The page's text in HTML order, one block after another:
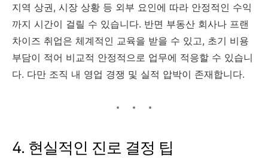
지역 상권, 시장 상황 등 외부 요인에 따라 안정적인 수익
까지 시간이 걸릴 수 있습니다. 반면 부동산 회사나 프랜
차이즈 취업은 체계적인 교육을 받을 수 있고, 초기 비용
부담이 적어 비교적 안정적으로 업무에 적응할 수 있습니
다. 다만 조직 내 영업 경쟁 및 실적 압박이 존재합니다.
4. 현실적인 진로 결정 팁